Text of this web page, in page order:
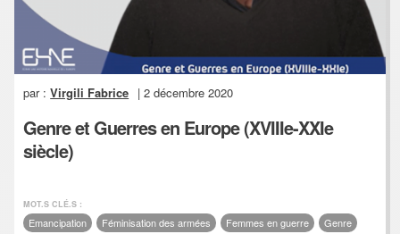
par :Virgili Fabrice | 2 décembre 2020
Genre et Guerres en Europe (XVIIIe-XXIe
siècle)
MOT.S CLÉ.S :
Emancipation Féminisation des armées Femmes en guerre
Genre